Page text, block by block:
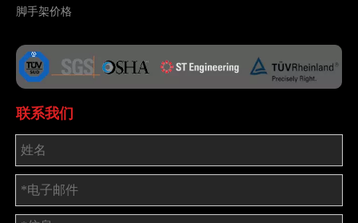
脚手架价格
联系我们